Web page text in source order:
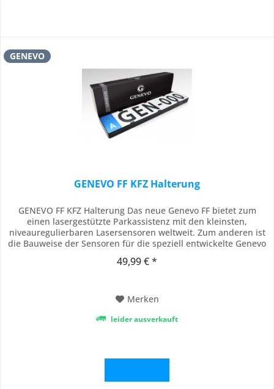
GENEVO
GENEVO FF KFZ Halterung
GENEVO FF KFZ Halterung Das neue Genevo FF bietet zum
einen lasergestützte Parkassistenz mit den kleinsten,
niveauregulierbaren Lasersensoren weltweit. Zum anderen ist
die Bauweise der Sensoren für die speziell entwickelte Genevo
unsichtbaren Einbau optimiert. Somit ist erstmalig ein
49,99 € *
Merken
leider ausverkauft